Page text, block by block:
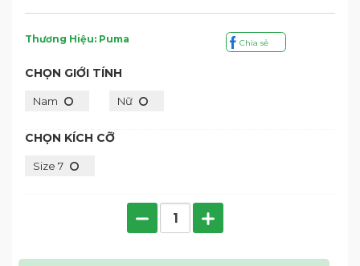
Thương Hiệu: Puma Chia sẻ
CHỌN GIỚI TÍNH
Nam Nữ
CHỌN KÍCH CỠ
Size 7